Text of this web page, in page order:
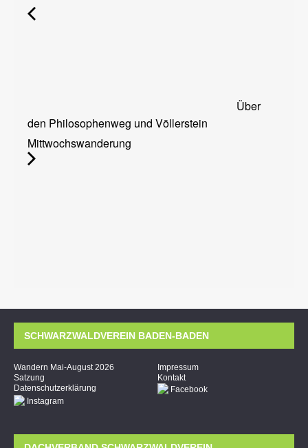
Über
den Philosophenweg und Völlerstein
Mittwochswanderung
SCHWARZWALDVEREIN BADEN-BADEN
Wandern Mai-August 2026
Impressum
Satzung
Kontakt
Datenschutzerklärung
Facebook
Instagram